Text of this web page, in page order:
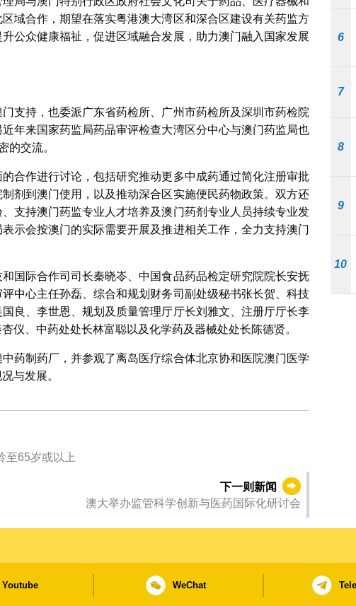
域合作，期望在落实粤港澳大湾区和深合区建设有关药监方
公众健康福祉，促进区域融合发展，助力澳门融入国家发展
支持，也委派广东省药检所、广州市药检所及深圳市药检院
年来国家药监局药品审评检查大湾区分中心与澳门药监局也
的交流。
合作进行讨论，包括研究推动更多中成药通过简化注册审批
剂到澳门使用，以及推动深合区实施便民药物政策。双方还
支持澳门药监专业人才培养及澳门药剂专业人员持续专业发
示会按澳门的实际需要开展及推进相关工作，全力支持澳门
国际合作司司长秦晓岺、中国食品药品检定研究院院长安抚
中心主任孙磊、综合和规划财务司副处级秘书张长贺、科技
良、李世恩、规划及质量管理厅厅长刘雅文、注册厅厅长李
仪、中药处处长林富聪以及化学药及器械处处长陈德贤。
药制药厂，并参观了离岛医疗综合体北京协和医院澳门医学
与发展。
至65岁或以上
下一则新闻
澳大举办监管科学创新与医药国际化研讨会
6
7
8
9
10
Youtube WeChat